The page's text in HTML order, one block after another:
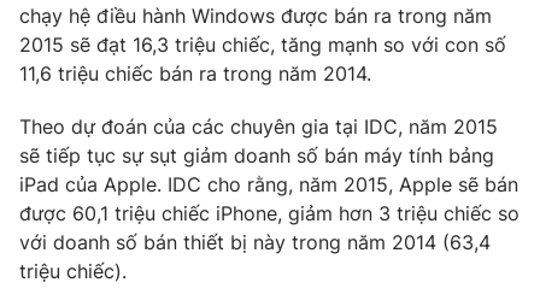
Thị trường
Tư vấn
Lịch phát sóng
Chuyên mục khác
Emagazine Podcast
Photo Infographic
chạy hệ điều hành Windows được bán ra trong năm
2015 sẽ đạt 16,3 triệu chiếc, tăng mạnh so với con số
11,6 triệu chiếc bán ra trong năm 2014.
Theo dự đoán của các chuyên gia tại IDC, năm 2015
sẽ tiếp tục sự sụt giảm doanh số bán máy tính bảng
iPad của Apple. IDC cho rằng, năm 2015, Apple sẽ bán
được 60,1 triệu chiếc iPhone, giảm hơn 3 triệu chiếc so
với doanh số bán thiết bị này trong năm 2014 (63,4
triệu chiếc).